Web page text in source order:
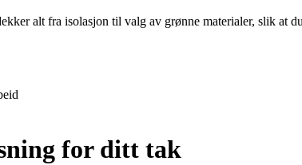
alt fra isolasjon til valg av grønne materialer, slik at
for ditt tak